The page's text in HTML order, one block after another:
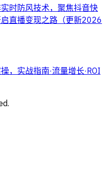
时防风技术，聚焦抖音快
直播变现之路（更新2026
，实战指南·流量增长·ROI